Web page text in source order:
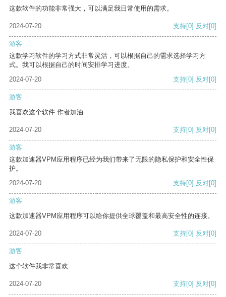
这款软件的功能非常强大，可以满足我日常使用的需求。
2024-07-20 支持[0] 反对[0]
游客
这款学习软件的学习方式非常灵活，可以根据自己的需求选择学习方
式。我可以根据自己的时间安排学习进度。
2024-07-20
支持[0] 反对[0]
游客
我喜欢这个软件 作者加油
2024-07-20 支持[0] 反对[0]
游客
这款加速器VPM应用程序已经为我们带来了无限的隐私保护和安全性保
护。
2024-07-20
支持[0] 反对[0]
游客
这款加速器VPM应用程序可以给你提供全球覆盖和最高安全性的连接。
2024-07-20 支持[0] 反对[0]
游客
这个软件我非常喜欢
2024-07-20 支持[0] 反对[0]